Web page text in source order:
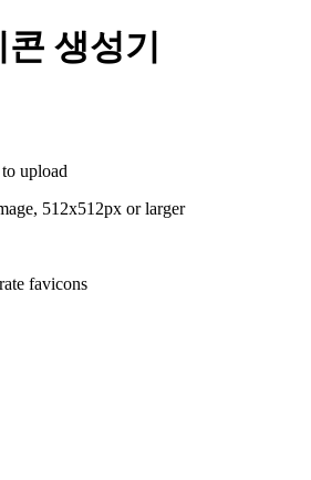
생성기
upload
512x512px or larger
favicons